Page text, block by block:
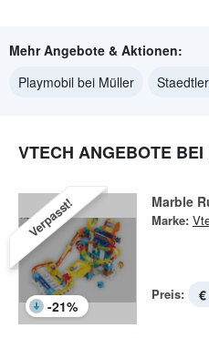
Mehr Angebote & Aktionen:
Playmobil bei Müller
VTECH ANGEBOTE
Verpasst!
-21%
Marble
Marke:
Preis: